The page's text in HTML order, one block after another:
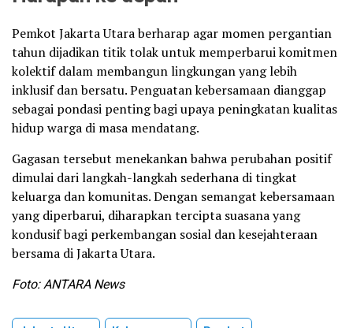
Pemkot Jakarta Utara berharap agar momen pergantian
tahun dijadikan titik tolak untuk memperbarui komitmen
kolektif dalam membangun lingkungan yang lebih
inklusif dan bersatu. Penguatan kebersamaan dianggap
sebagai pondasi penting bagi upaya peningkatan kualitas
hidup warga di masa mendatang.
Gagasan tersebut menekankan bahwa perubahan positif
dimulai dari langkah-langkah sederhana di tingkat
keluarga dan komunitas. Dengan semangat kebersamaan
yang diperbarui, diharapkan tercipta suasana yang
kondusif bagi perkembangan sosial dan kesejahteraan
bersama di Jakarta Utara.
Foto: ANTARA News